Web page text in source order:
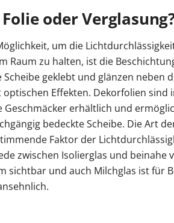
oder
um die
Raum zu halten, ist die
Scheibe geklebt und glänzen neben
optischen Effekten. Dekorfolien sind
Geschmäcker erhältlich und
bedeckte Scheibe. Die Art
Faktor der
zwischen Isolierglas und beinahe
sichtbar und auch Milchglas ist für